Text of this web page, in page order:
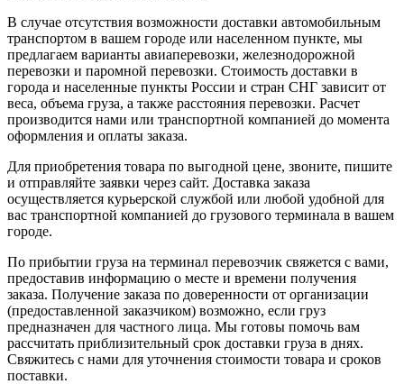
В случае отсутствия возможности доставки автомобильным
транспортом в вашем городе или населенном пункте, мы
предлагаем варианты авиаперевозки, железнодорожной
перевозки и паромной перевозки. Стоимость доставки в
города и населенные пункты России и стран СНГ зависит от
веса, объема груза, а также расстояния перевозки. Расчет
производится нами или транспортной компанией до момента
оформления и оплаты заказа.
Для приобретения товара по выгодной цене, звоните, пишите
и отправляйте заявки через сайт. Доставка заказа
осуществляется курьерской службой или любой удобной для
вас транспортной компанией до грузового терминала в вашем
городе.
По прибытии груза на терминал перевозчик свяжется с вами,
предоставив информацию о месте и времени получения
заказа. Получение заказа по доверенности от организации
(предоставленной заказчиком) возможно, если груз
предназначен для частного лица. Мы готовы помочь вам
рассчитать приблизительный срок доставки груза в днях.
Свяжитесь с нами для уточнения стоимости товара и сроков
поставки.